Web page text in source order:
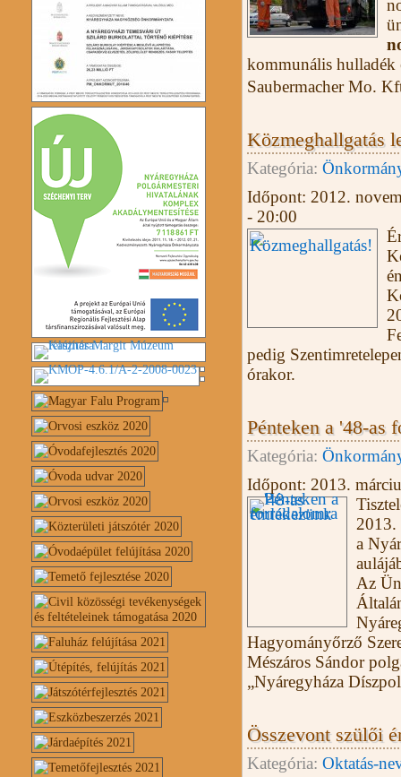
kommunális hulladék
Saubermacher Mo.
Közmeghallgatás
Kategória:
Időpont: 2012.
- 20:00
pedig
órakor.
Pénteken a '48-as
Kategória:
Időpont: 2013.
2013.
a
Az
Hagyományőrző
Mészáros Sándor
„Nyáregyháza
Összevont szülői
Kategória: Oktatás-